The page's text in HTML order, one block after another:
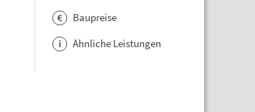
€ Baupreise
i Ähnliche Leistungen